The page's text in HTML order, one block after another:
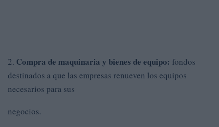
2. Compra de maquinaria y bienes de equipo: fondos
destinados a que las empresas renueven los equipos
necesarios para sus
negocios.